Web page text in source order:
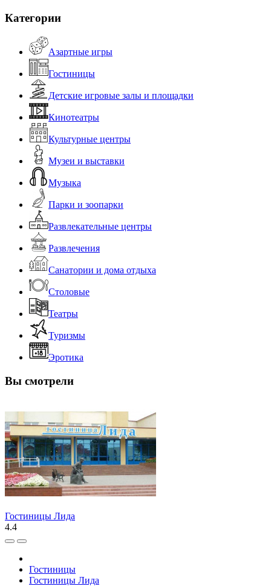
Категории
Азартные игры
Гостиницы
Детские игровые залы и площадки
Кинотеатры
Культурные центры
Музеи и выставки
Музыка
Парки и зоопарки
Развлекательные центры
Развлечения
Санатории и дома отдыха
Столовые
Театры
Туризмы
Эротика
Вы смотрели
Гостиницы Лида
4.4
Гостиницы
Гостиницы Лида